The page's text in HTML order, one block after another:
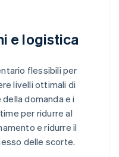
e logistica
flessibili per
livelli ottimali di
domanda e i
per ridurre al
e ridurre il
delle scorte.